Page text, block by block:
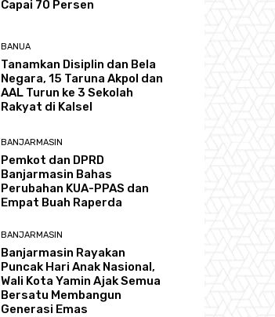
Capai 70 Persen
BANUA
Tanamkan Disiplin dan Bela
Negara, 15 Taruna Akpol dan
AAL Turun ke 3 Sekolah
Rakyat di Kalsel
BANJARMASIN
Pemkot dan DPRD
Banjarmasin Bahas
Perubahan KUA-PPAS dan
Empat Buah Raperda
BANJARMASIN
Banjarmasin Rayakan
Puncak Hari Anak Nasional,
Wali Kota Yamin Ajak Semua
Bersatu Membangun
Generasi Emas